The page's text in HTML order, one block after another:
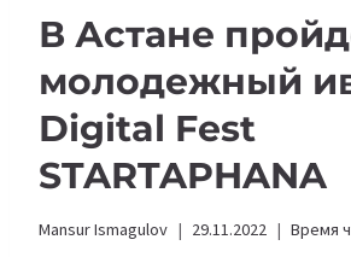
В Астане
молодежный
Digital Fest
STARTAPHANA
Mansur Ismagulov 29.11.2022 Время